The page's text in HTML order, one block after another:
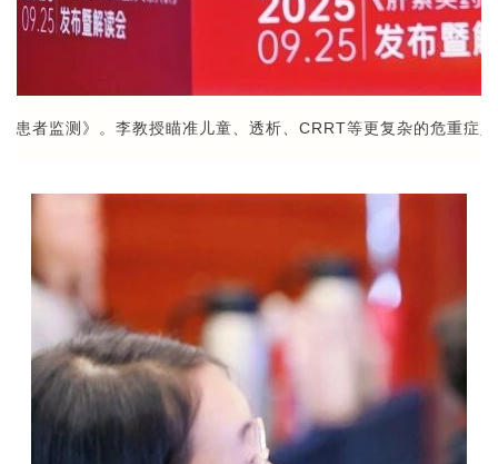
者监测》。李教授瞄准儿童、透析、CRRT等更复杂的危重症